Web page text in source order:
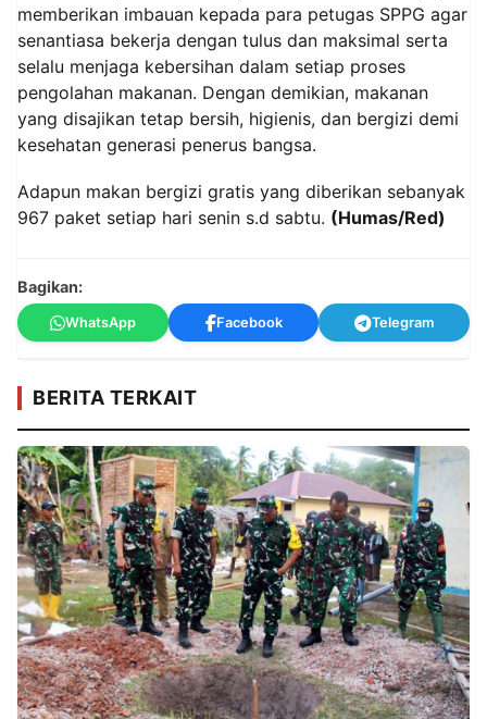
memberikan imbauan kepada para petugas SPPG agar
senantiasa bekerja dengan tulus dan maksimal serta
selalu menjaga kebersihan dalam setiap proses
pengolahan makanan. Dengan demikian, makanan
yang disajikan tetap bersih, higienis, dan bergizi demi
kesehatan generasi penerus bangsa.
Adapun makan bergizi gratis yang diberikan sebanyak
967 paket setiap hari senin s.d sabtu. (Humas/Red)
Bagikan:
WhatsApp Facebook Telegram
BERITA TERKAIT